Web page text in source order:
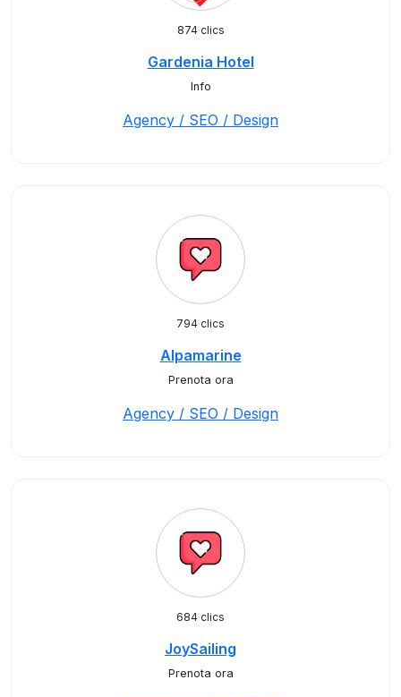
874 clics
Gardenia Hotel
Info
Agency / SEO / Design
794 clics
Alpamarine
Prenota ora
Agency / SEO / Design
684 clics
JoySailing
Prenota ora